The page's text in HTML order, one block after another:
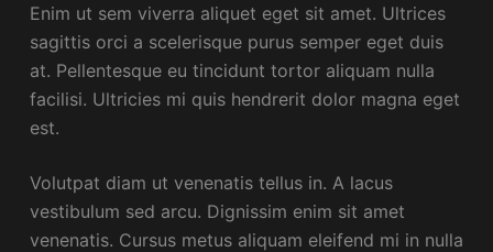
Enim ut sem viverra aliquet eget sit amet. Ultrices
sagittis orci a scelerisque purus semper eget duis
at. Pellentesque eu tincidunt tortor aliquam nulla
facilisi. Ultricies mi quis hendrerit dolor magna eget
est.
Volutpat diam ut venenatis tellus in. A lacus
vestibulum sed arcu. Dignissim enim sit amet
venenatis. Cursus metus aliquam eleifend mi in nulla